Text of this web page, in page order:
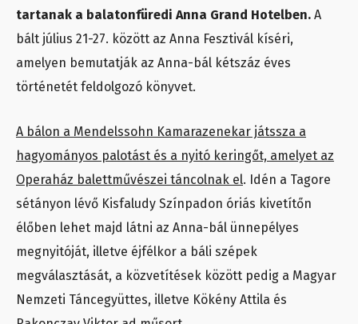
tartanak a balatonfüredi Anna Grand Hotelben. A
bált július 21-27. között az Anna Fesztivál kíséri,
amelyen bemutatják az Anna-bál kétszáz éves
történetét feldolgozó könyvet.
A bálon a Mendelssohn Kamarazenekar játssza a
hagyományos palotást és a nyitó keringőt, amelyet az
Operaház balettművészei táncolnak el. Idén a Tagore
sétányon lévő Kisfaludy Színpadon óriás kivetítőn
élőben lehet majd látni az Anna-bál ünnepélyes
megnyitóját, illetve éjfélkor a báli szépek
megválasztását, a közvetítések között pedig a Magyar
Nemzeti Táncegyüttes, illetve Kökény Attila és